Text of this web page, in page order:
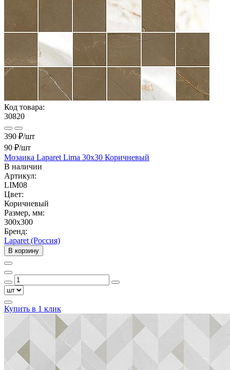
Код товара:
30820
390 ₽/шт
90 ₽/шт
Мозаика Laparet Lima 30x30 Коричневый
В наличии
Артикул:
LIM08
Цвет:
Коричневый
Размер, мм:
300x300
Бренд:
Laparet (Россия)
В корзину
Купить в 1 клик